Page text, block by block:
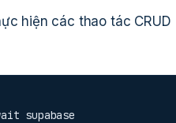
hiện các thao tác
supabase